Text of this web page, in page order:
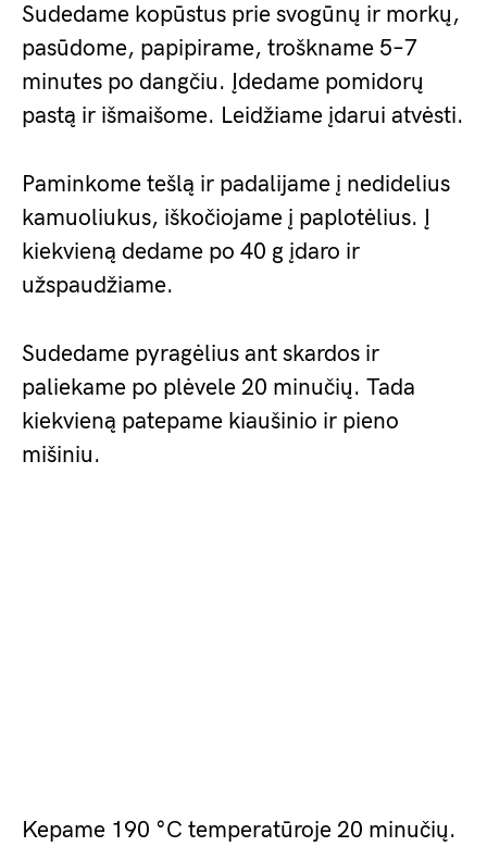
Sudedame kopūstus prie svogūnų ir morkų,
pasūdome, papipirame, troškname 5–7
minutes po dangčiu. Įdedame pomidorų
pastą ir išmaišome. Leidžiame įdarui atvėsti.
Paminkome tešlą ir padalijame į nedidelius
kamuoliukus, iškočiojame į paplotėlius. Į
kiekvieną dedame po 40 g įdaro ir
užspaudžiame.
Sudedame pyragėlius ant skardos ir
paliekame po plėvele 20 minučių. Tada
kiekvieną patepame kiaušinio ir pieno
mišiniu.
Kepame 190 °C temperatūroje 20 minučių.